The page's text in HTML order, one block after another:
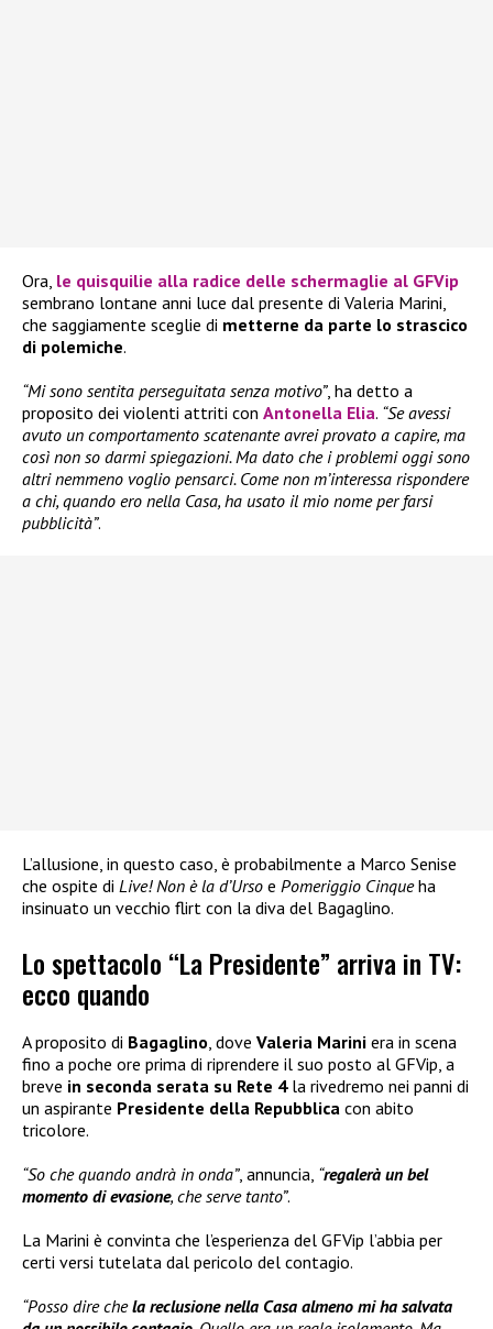
Ora, le quisquilie alla radice delle schermaglie al GFVip
sembrano lontane anni luce dal presente di Valeria Marini,
che saggiamente sceglie di metterne da parte lo strascico
di polemiche.
“Mi sono sentita perseguitata senza motivo”, ha detto a
proposito dei violenti attriti con Antonella Elia. “Se avessi
avuto un comportamento scatenante avrei provato a capire, ma
così non so darmi spiegazioni. Ma dato che i problemi oggi sono
altri nemmeno voglio pensarci. Come non m’interessa rispondere
a chi, quando ero nella Casa, ha usato il mio nome per farsi
pubblicità”.
L’allusione, in questo caso, è probabilmente a Marco Senise
che ospite di Live! Non è la d’Urso e Pomeriggio Cinqueha
insinuato un vecchio flirt con la diva del Bagaglino.
Lo spettacolo “La Presidente” arriva in TV:
ecco quando
A proposito di Bagaglino , dove Valeria Marini era in scena
fino a poche ore prima di riprendere il suo posto al GFVip, a
breve in seconda serata su Rete 4la rivedremo nei panni di
un aspirante Presidente della Repubblica con abito
tricolore.
“So che quando andrà in onda”, annuncia, “regalerà un bel
momento di evasione, che serve tanto”.
La Marini è convinta che l’esperienza del GFVip l’abbia per
certi versi tutelata dal pericolo del contagio.
“Posso dire chela reclusione nella Casa almeno mi ha salvata